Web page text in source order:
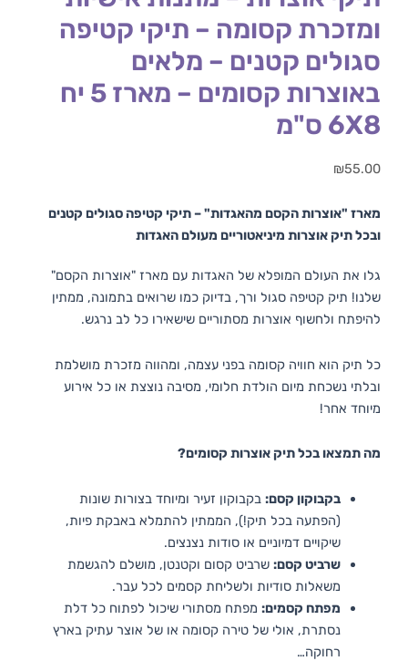
ומזכרת קסומה – תיקי קטיפה
סגולים קטנים – מלאים
באוצרות קסומים – מארז 5 יח
6X8 ס"מ
₪55.00
מארז "אוצרות הקסם מהאגדות" – תיקי קטיפה סגולים קטנים
ובכל תיק אוצרות מיניאטוריים מעולם האגדות
גלו את העולם המופלא של האגדות עם מארז "אוצרות הקסם"
שלנו! תיק קטיפה סגול ורך, בדיוק כמו שרואים בתמונה, ממתין
להיפתח ולחשוף אוצרות מסתוריים שישאירו כל לב נרגש.
כל תיק הוא חוויה קסומה בפני עצמה, ומהווה מזכרת מושלמת
ובלתי נשכחת מיום הולדת חלומי, מסיבה נוצצת או כל אירוע
מיוחד אחר!
מה תמצאו בכל תיק אוצרות קסומים?
בקבוקון קסם:בקבוקון זעיר ומיוחד בצורות שונות
(הפתעה בכל תיק!), הממתין להתמלא באבקת פיות,
שיקויים דמיוניים או סודות נצנצים.
שרביט קסם:שרביט קסום וקטנטן, מושלם להגשמת
משאלות סודיות ולשליחת קסמים לכל עבר.
מפתח קסמים:מפתח מסתורי שיכול לפתוח כל דלת
נסתרת, אולי של טירה קסומה או של אוצר עתיק בארץ
רחוקה…